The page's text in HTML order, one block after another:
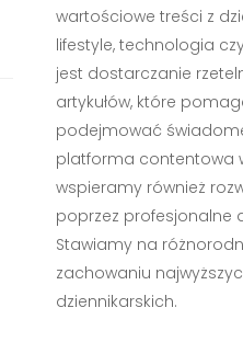
wartościowe treści z
lifestyle, technologia
jest dostarczanie
artykułów, które
podejmować
platforma contentowa
wspieramy również
poprzez profesjonalne
Stawiamy na
zachowaniu
dziennikarskich.